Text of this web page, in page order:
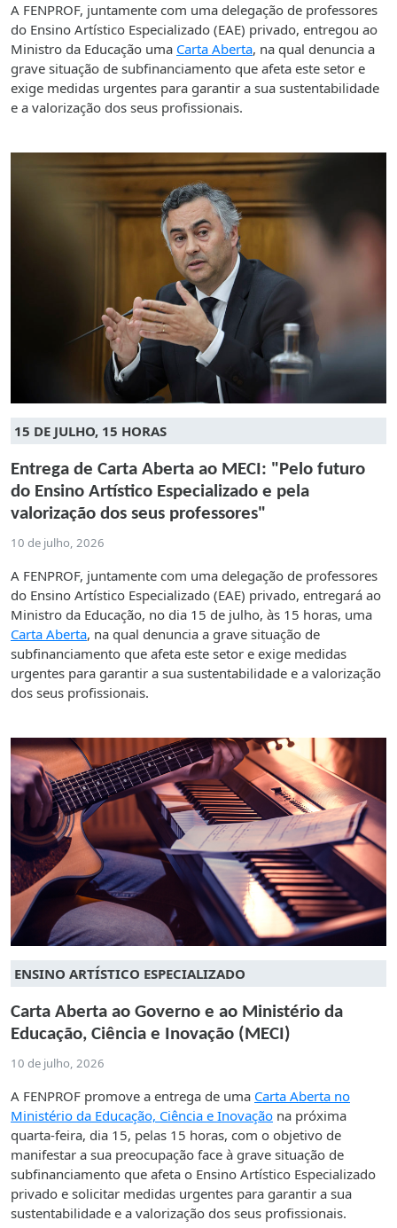
A FENPROF, juntamente com uma delegação de professores
do Ensino Artístico Especializado (EAE) privado, entregou ao
Ministro da Educação uma Carta Aberta, na qual denuncia a
grave situação de subfinanciamento que afeta este setor e
exige medidas urgentes para garantir a sua sustentabilidade
e a valorização dos seus profissionais.
15 DE JULHO, 15 HORAS
Entrega de Carta Aberta ao MECI: "Pelo futuro
do Ensino Artístico Especializado e pela
valorização dos seus professores"
10 de julho, 2026
A FENPROF, juntamente com uma delegação de professores
do Ensino Artístico Especializado (EAE) privado, entregará ao
Ministro da Educação, no dia 15 de julho, às 15 horas, uma
Carta Aberta, na qual denuncia a grave situação de
subfinanciamento que afeta este setor e exige medidas
urgentes para garantir a sua sustentabilidade e a valorização
dos seus profissionais.
ENSINO ARTÍSTICO ESPECIALIZADO
Carta Aberta ao Governo e ao Ministério da
Educação, Ciência e Inovação (MECI)
10 de julho, 2026
A FENPROF promove a entrega de uma Carta Aberta no
Ministério da Educação, Ciência e Inovação na próxima
quarta-feira, dia 15, pelas 15 horas, com o objetivo de
manifestar a sua preocupação face à grave situação de
subfinanciamento que afeta o Ensino Artístico Especializado
privado e solicitar medidas urgentes para garantir a sua
sustentabilidade e a valorização dos seus profissionais.